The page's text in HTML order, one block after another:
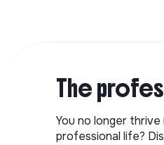
The
You no longer
professional life?